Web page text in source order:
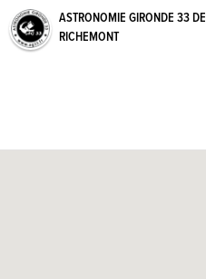
ASTRONOMIE GIRONDE 33 DE
RICHEMONT